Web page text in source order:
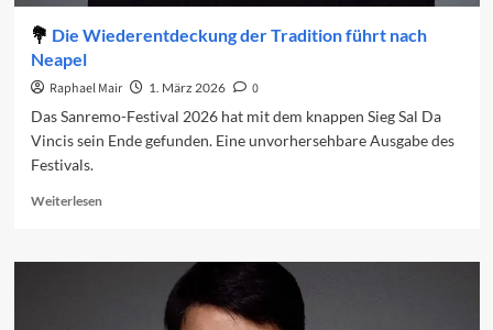
Die Wiederentdeckung der Tradition führt nach
Neapel
Raphael Mair 1. März 2026
0
Das Sanremo-Festival 2026 hat mit dem knappen Sieg Sal Da
Vincis sein Ende gefunden. Eine unvorhersehbare Ausgabe des
Festivals.
WeiterlesenRead
Die
Wiederentdeckung